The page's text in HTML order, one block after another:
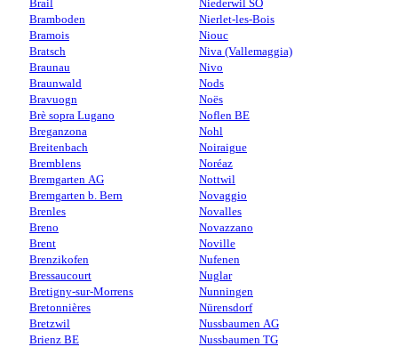
Brail
Bramboden
Bramois
Bratsch
Braunau
Braunwald
Bravuogn
Brè sopra Lugano
Breganzona
Breitenbach
Bremblens
Bremgarten AG
Bremgarten b. Bern
Brenles
Breno
Brent
Brenzikofen
Bressaucourt
Bretigny-sur-Morrens
Bretonnières
Bretzwil
Brienz BE
Niederwil SO
Nierlet-les-Bois
Niouc
Niva (Vallemaggia)
Nivo
Nods
Noës
Noflen BE
Nohl
Noiraigue
Noréaz
Nottwil
Novaggio
Novalles
Novazzano
Noville
Nufenen
Nuglar
Nunningen
Nürensdorf
Nussbaumen AG
Nussbaumen TG